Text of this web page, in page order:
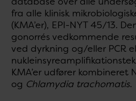
fra alle klinisk
(KMA’er), EPI-NYT 45/13.
gonorrés vedkommende
ved dyrkning og/eller PCR
KMA’er udfører kombineret
og Chlamydia trachomatis.